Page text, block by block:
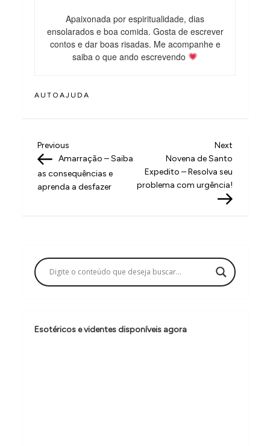
Apaixonada por espiritualidade, dias
ensolarados e boa comida. Gosta de escrever
contos e dar boas risadas. Me acompanhe e
saiba o que ando escrevendo
AUTOAJUDA
N
a
v
ç
ã
d
Previous
Post
Previous
Amarração – Saiba
as consequências e
aprenda a desfazer
Next
Post
Next
Novena de Santo
Expedito – Resolva seu
problema com urgência!
Esotéricos e videntes disponíveis agora